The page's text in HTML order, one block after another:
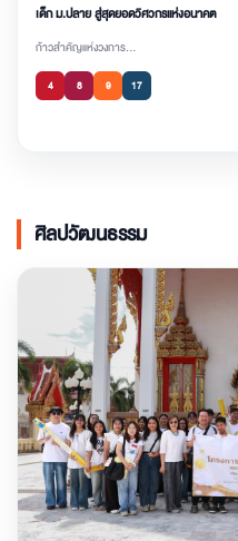
เด็ก ม.ปลาย สู่สุดยอดวิศวกรแห่งอนาคต
ก้าวสำคัญแห่งวงการ...
4 8 9 17
ศิลปวัฒนธรรม